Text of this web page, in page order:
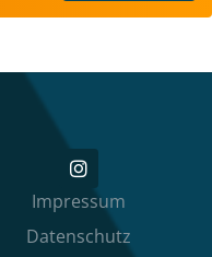
Impressum
Datenschutz